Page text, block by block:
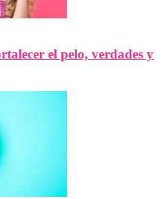
el pelo, verdades y